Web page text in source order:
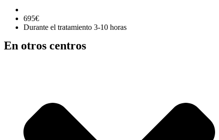
695€
Durante el tratamiento 3-10 horas
En otros centros